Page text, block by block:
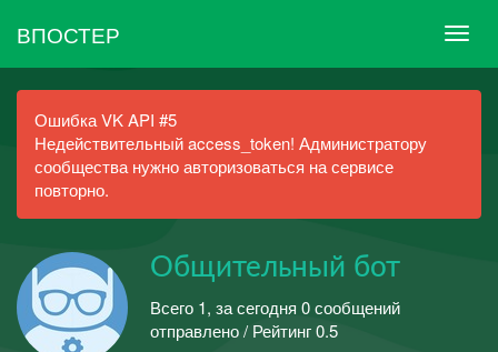
ВПОСТЕР
Ошибка VK API #5
Недействительный access_token! Администратору
сообщества нужно авторизоваться на сервисе
повторно.
Общительный бот
Всего 1, за сегодня 0 сообщений
отправлено / Рейтинг 0.5